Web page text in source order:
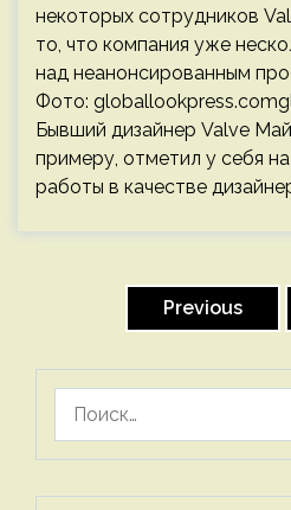
некоторых сотрудников
то, что компания уже
над неанонсированным
Фото:
Бывший дизайнер Valve
примеру, отметил у себя
работы в качестве
Previous